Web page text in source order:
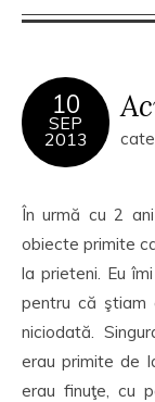
10
SEP
2013
În urmă cu 2
obiecte primite
la prieteni. Eu
pentru că ştiam
niciodată.
erau primite de
erau finuţe, cu